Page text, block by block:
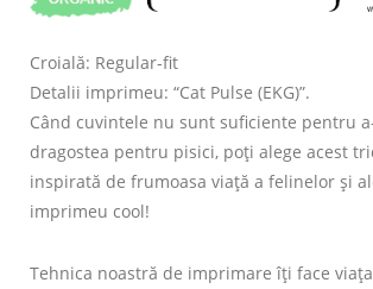
Croială: Regular-fit
Detalii imprimeu: “Cat Pulse (EKG)”.
Când cuvintele nu sunt suficiente pentru
dragostea pentru pisici, poți alege acest
inspirată de frumoasa viață a felinelor și
imprimeu cool!
Tehnica noastră de imprimare îți face